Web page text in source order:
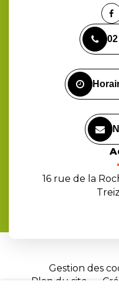
le
16 rue de la
Gestion des
Plan du site